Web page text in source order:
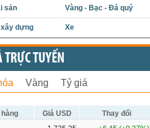
sản Vàng - Bạc - Đá quý
dựng Xe
TRỰC TUYẾN
Vàng Tỷ giá
Giá USD
Thay đổi